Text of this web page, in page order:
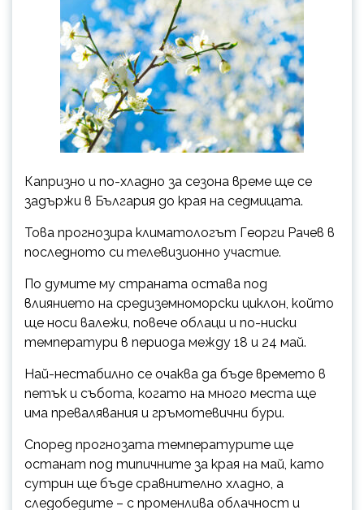
Капризно и по-хладно за сезона време ще се
задържи в България до края на седмицата.
Това прогнозира климатологът Георги Рачев в
последното си телевизионно участие.
По думите му страната остава под
влиянието на средиземноморски циклон, който
ще носи валежи, повече облаци и по-ниски
температури в периода между 18 и 24 май.
Най-нестабилно се очаква да бъде времето в
петък и събота, когато на много места ще
има превалявания и гръмотевични бури.
Според прогнозата температурите ще
останат под типичните за края на май, като
сутрин ще бъде сравнително хладно, а
следобедите – с променлива облачност и